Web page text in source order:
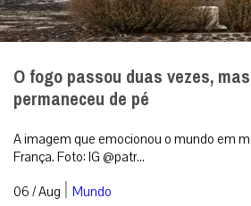
O fogo passou duas vezes,
permaneceu de pé
A imagem que emocionou o mundo em
França. Foto: IG @patr...
06 / Aug | Mundo